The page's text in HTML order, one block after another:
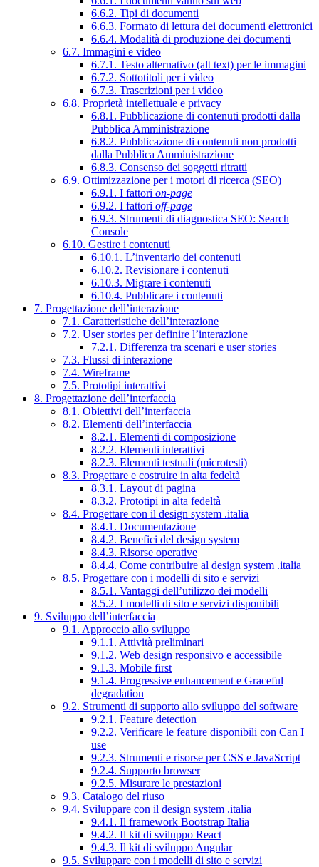
6.6.2. Tipi di documenti
6.6.3. Formato di lettura dei documenti elettronici
6.6.4. Modalità di produzione dei documenti
6.7. Immagini e video
6.7.1. Testo alternativo (alt text) per le immagini
6.7.2. Sottotitoli per i video
6.7.3. Trascrizioni per i video
6.8. Proprietà intellettuale e privacy
6.8.1. Pubblicazione di contenuti prodotti dalla
Pubblica Amministrazione
6.8.2. Pubblicazione di contenuti non prodotti
dalla Pubblica Amministrazione
6.8.3. Consenso dei soggetti ritratti
6.9. Ottimizzazione per i motori di ricerca (SEO)
6.9.1. I fattori on-page
6.9.2. I fattori off-page
6.9.3. Strumenti di diagnostica SEO: Search
Console
6.10. Gestire i contenuti
6.10.1. L’inventario dei contenuti
6.10.2. Revisionare i contenuti
6.10.3. Migrare i contenuti
6.10.4. Pubblicare i contenuti
7. Progettazione dell’interazione
7.1. Caratteristiche dell’interazione
7.2. User stories per definire l’interazione
7.2.1. Differenza tra scenari e user stories
7.3. Flussi di interazione
7.4. Wireframe
7.5. Prototipi interattivi
8. Progettazione dell’interfaccia
8.1. Obiettivi dell’interfaccia
8.2. Elementi dell’interfaccia
8.2.1. Elementi di composizione
8.2.2. Elementi interattivi
8.2.3. Elementi testuali (microtesti)
8.3. Progettare e costruire in alta fedeltà
8.3.1. Layout di pagina
8.3.2. Prototipi in alta fedeltà
8.4. Progettare con il design system .italia
8.4.1. Documentazione
8.4.2. Benefici del design system
8.4.3. Risorse operative
8.4.4. Come contribuire al design system .italia
8.5. Progettare con i modelli di sito e servizi
8.5.1. Vantaggi dell’utilizzo dei modelli
8.5.2. I modelli di sito e servizi disponibili
9. Sviluppo dell’interfaccia
9.1. Approccio allo sviluppo
9.1.1. Attività preliminari
9.1.2. Web design responsivo e accessibile
9.1.3. Mobile first
9.1.4. Progressive enhancement e Graceful
degradation
9.2. Strumenti di supporto allo sviluppo del software
9.2.1. Feature detection
9.2.2. Verificare le feature disponibili con Can I
use
9.2.3. Strumenti e risorse per CSS e JavaScript
9.2.4. Supporto browser
9.2.5. Misurare le prestazioni
9.3. Catalogo del riuso
9.4. Sviluppare con il design system .italia
9.4.1. Il framework Bootstrap Italia
9.4.2. Il kit di sviluppo React
9.4.3. Il kit di sviluppo Angular
9.5. Sviluppare con i modelli di sito e servizi